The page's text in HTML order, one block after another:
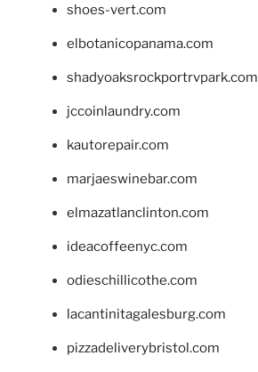
shoes-vert.com
elbotanicopanama.com
shadyoaksrockportrvpark.com
jccoinlaundry.com
kautorepair.com
marjaeswinebar.com
elmazatlanclinton.com
ideacoffeenyc.com
odieschillicothe.com
lacantinitagalesburg.com
pizzadeliverybristol.com